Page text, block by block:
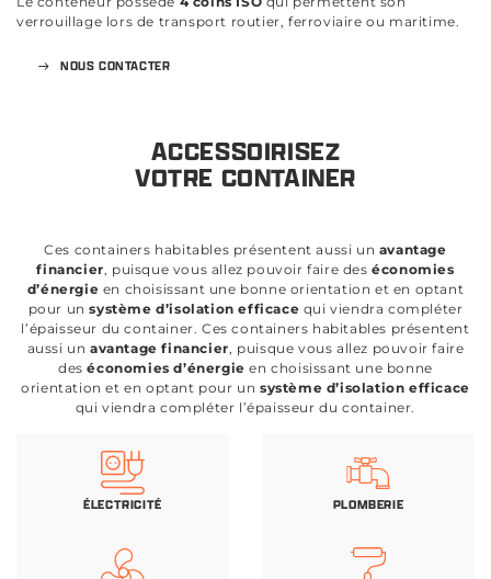
verrouillage lors de transport routier, ferroviaire ou maritime.
NOUS CONTACTER
ACCESSOIRISEZ
VOTRE CONTAINER
Ces containers habitables présentent aussi un avantage
financier, puisque vous allez pouvoir faire deséconomies
d’énergie en choisissant une bonne orientation et en optant
pour unsystème d’isolation efficace qui viendra compléter
l’épaisseur du container. Ces containers habitables présentent
aussi unavantage financier, puisque vous allez pouvoir faire
deséconomies d’énergie en choisissant une bonne
orientation et en optant pour un système d’isolation efficace
qui viendra compléter l’épaisseur du container.
ÉLECTRICITÉ PLOMBERIE